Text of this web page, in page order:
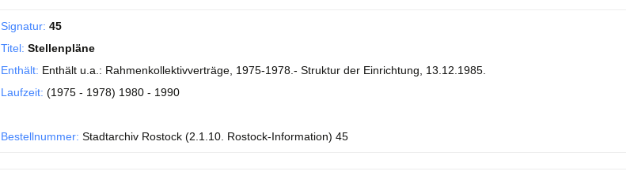
Signatur: 45
Titel: Stellenpläne
Enthält: Enthält u.a.: Rahmenkollektivverträge, 1975-1978.- Struktur der Einrichtung, 13.12.1985.
Laufzeit: (1975 - 1978) 1980 - 1990
Bestellnummer: Stadtarchiv Rostock (2.1.10. Rostock-Information) 45